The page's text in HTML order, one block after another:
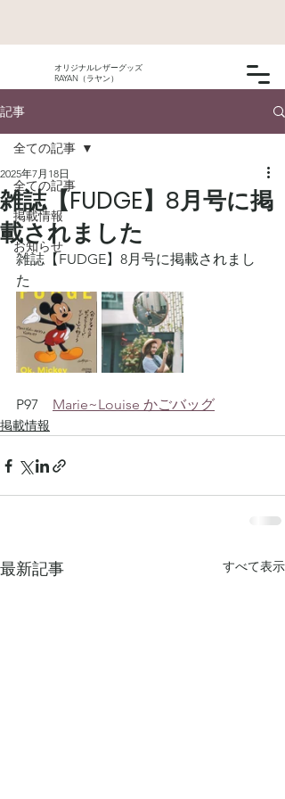
オリジナルレザーグッズ
RAYAN（ラヤン）
記事
全ての記事
掲載情報
お知らせ
全ての記事
雑誌【FUDGE】8月号に掲
載されました
2025年7月18日
雑誌【FUDGE】8月号に掲載されまし
た
P97 Marie~Louise かごバッグ
掲載情報
最新記事 すべて表示